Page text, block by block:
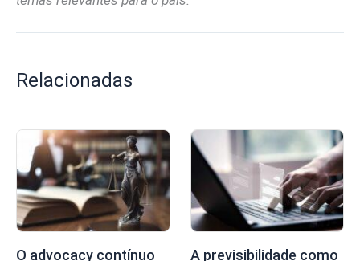
Relacionadas
O advocacy contínuo
A previsibilidade como